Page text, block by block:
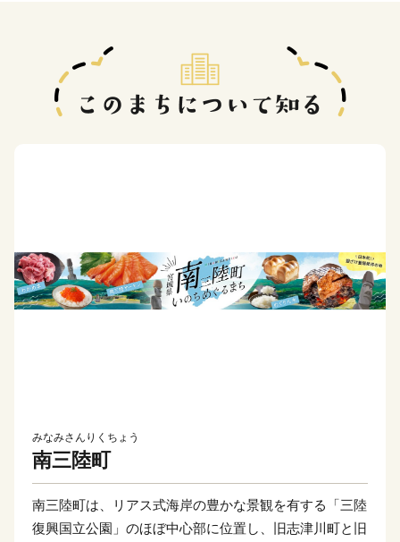
みなみさんりくちょう
南三陸町
南三陸町は、リアス式海岸の豊かな景観を有する「三陸
復興国立公園」のほぼ中心部に位置し、旧志津川町と旧